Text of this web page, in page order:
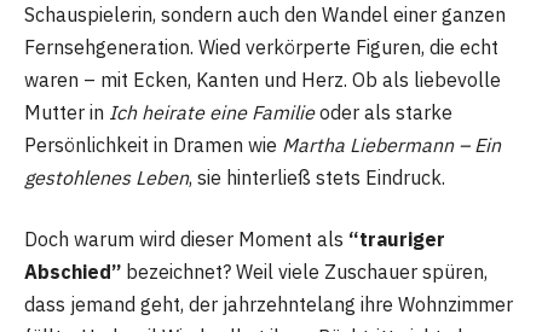
Schauspielerin, sondern auch den Wandel einer ganzen
Fernsehgeneration. Wied verkörperte Figuren, die echt
waren – mit Ecken, Kanten und Herz. Ob als liebevolle
Mutter in Ich heirate eine Familieoder als starke
Persönlichkeit in Dramen wie Martha Liebermann – Ein
gestohlenes Leben, sie hinterließ stets Eindruck.
Doch warum wird dieser Moment als “trauriger
Abschied” bezeichnet? Weil viele Zuschauer spüren,
dass jemand geht, der jahrzehntelang ihre Wohnzimmer